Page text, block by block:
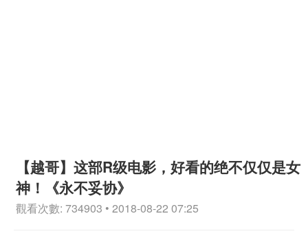
【越哥】这部R级电影，好看的绝不仅仅是女
神！《永不妥协》
觀看次數: 734903 • 2018-08-22 07:25